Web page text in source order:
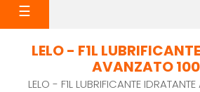
navigazione
☰
LELO - F1L
AVANZATO
LELO - F1L LUBRIFICANTE